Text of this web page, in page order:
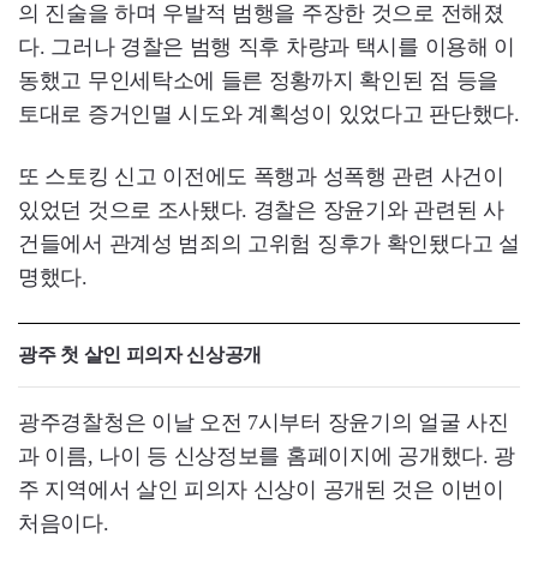
의 진술을 하며 우발적 범행을 주장한 것으로 전해졌
다. 그러나 경찰은 범행 직후 차량과 택시를 이용해 이
동했고 무인세탁소에 들른 정황까지 확인된 점 등을
토대로 증거인멸 시도와 계획성이 있었다고 판단했다.
또 스토킹 신고 이전에도 폭행과 성폭행 관련 사건이
있었던 것으로 조사됐다. 경찰은 장윤기와 관련된 사
건들에서 관계성 범죄의 고위험 징후가 확인됐다고 설
명했다.
광주 첫 살인 피의자 신상공개
광주경찰청은 이날 오전 7시부터 장윤기의 얼굴 사진
과 이름, 나이 등 신상정보를 홈페이지에 공개했다. 광
주 지역에서 살인 피의자 신상이 공개된 것은 이번이
처음이다.